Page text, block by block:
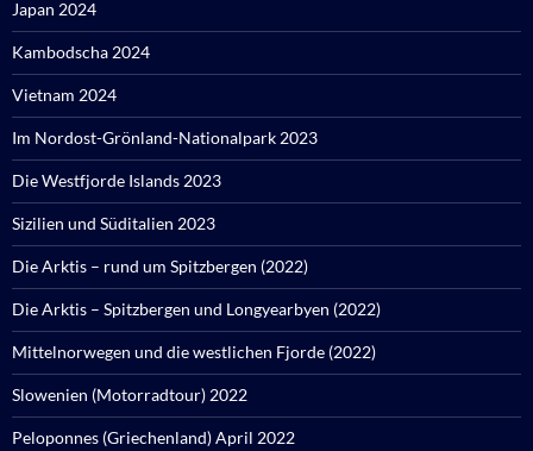
Japan 2024
Kambodscha 2024
Vietnam 2024
Im Nordost-Grönland-Nationalpark 2023
Die Westfjorde Islands 2023
Sizilien und Süditalien 2023
Die Arktis – rund um Spitzbergen (2022)
Die Arktis – Spitzbergen und Longyearbyen (2022)
Mittelnorwegen und die westlichen Fjorde (2022)
Slowenien (Motorradtour) 2022
Peloponnes (Griechenland) April 2022